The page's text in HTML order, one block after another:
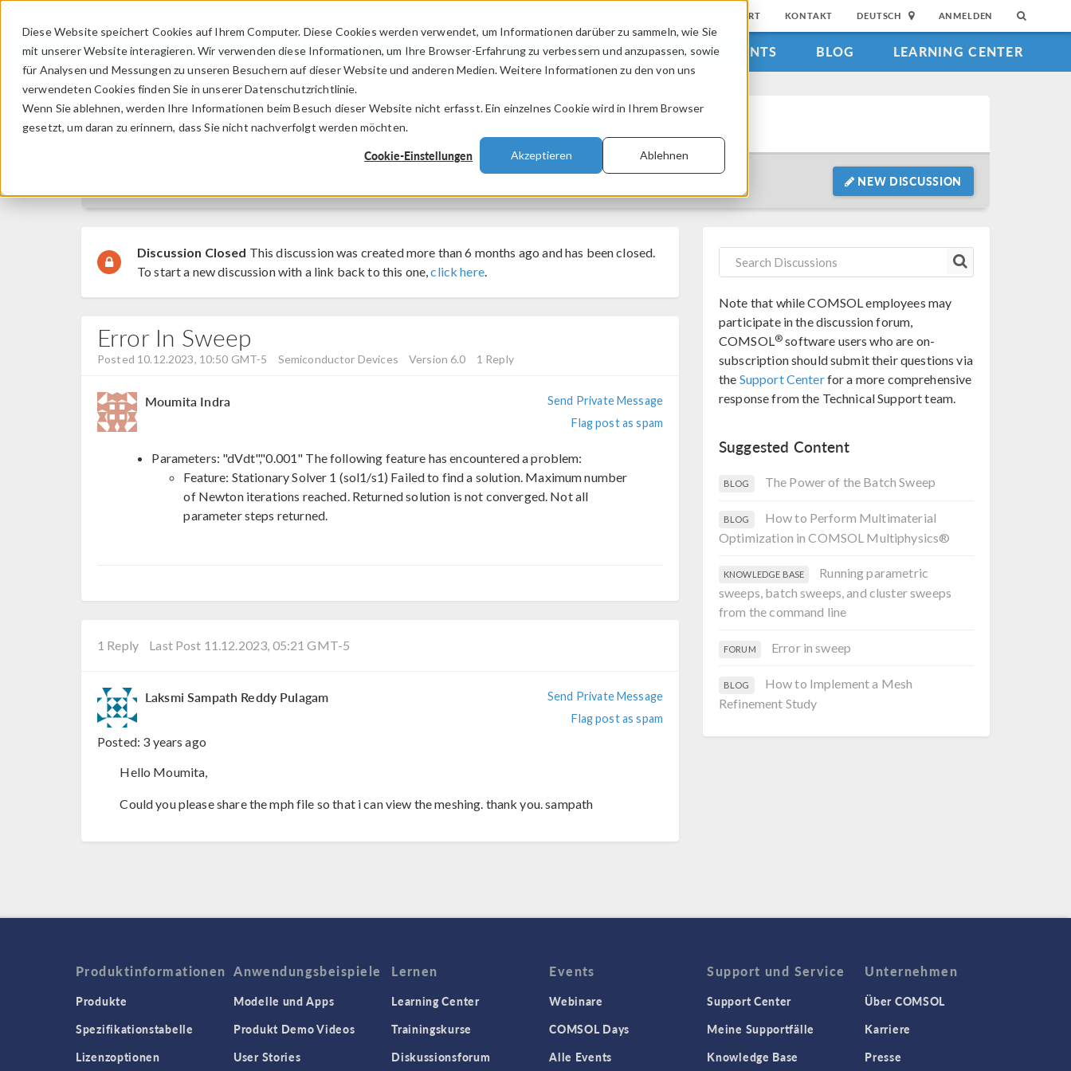
Diese Website speichert Cookies auf Ihrem Computer. Diese Cookies werden verwendet, um Informationen darüber zu sammeln, wie Sie
mit unserer Website interagieren. Wir verwenden diese Informationen, um Ihre Browser-Erfahrung zu verbessern und anzupassen, sowie
für Analysen und Messungen zu unseren Besuchern auf dieser Website und anderen Medien. Weitere Informationen zu den von uns
verwendeten Cookies finden Sie in unserer Datenschutzrichtlinie.
Wenn Sie ablehnen, werden Ihre Informationen beim Besuch dieser Website nicht erfasst. Ein einzelnes Cookie wird in Ihrem Browser
gesetzt, um daran zu erinnern, dass Sie nicht nachverfolgt werden möchten.
Cookie-Einstellungen Akzeptieren Ablehnen
SUPPORT KONTAKT DEUTSCH ANMELDEN
PRODUKTE BRANCHEN VIDEOS EVENTS BLOG LEARNING CENTER
Discussion Forum
NEW DISCUSSION
Discussion Closed This discussion was created more than 6 months ago and has been closed.
To start a new discussion with a link back to this one,click here.
Error In Sweep
Posted 10.12.2023, 10:50 GMT-5 Semiconductor Devices Version 6.0 1 Reply
Moumita Indra
Send Private Message
Flag post as spam
Parameters: "dVdt","0.001" The following feature has encountered a problem:
Feature: Stationary Solver 1 (sol1/s1) Failed to find a solution. Maximum number
of Newton iterations reached. Returned solution is not converged. Not all
parameter steps returned.
1 Reply Last Post 11.12.2023, 05:21 GMT-5
Laksmi Sampath Reddy Pulagam
Send Private Message
Flag post as spam
Posted: 3 years ago
Hello Moumita,
Could you please share the mph file so that i can view the meshing. thank you. sampath
Note that while COMSOL employees may
participate in the discussion forum,
COMSOL® software users who are on-
subscription should submit their questions via
the Support Centerfor a more comprehensive
response from the Technical Support team.
Suggested Content
BLOG The Power of the Batch Sweep
BLOG
How to Perform Multimaterial
Optimization in COMSOL Multiphysics®
KNOWLEDGE BASE
Running parametric
sweeps, batch sweeps, and cluster sweeps
from the command line
FORUM Error in sweep
BLOG
How to Implement a Mesh
Refinement Study
Produktinformationen
Produkte
Spezifikationstabelle
Lizenzoptionen
Anwendungsbeispiele
Modelle und Apps
Produkt Demo Videos
User Stories
Lernen
Learning Center
Trainingskurse
Diskussionsforum
Events
Webinare
COMSOL Days
Alle Events
Support und Service
Support Center
Meine Supportfälle
Knowledge Base
Unternehmen
Über COMSOL
Karriere
Presse